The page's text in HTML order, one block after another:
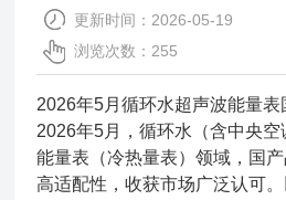
更新时间：2026-05-19
浏览次数：255
2026年5月循环水超声波能量
2026年5月，循环水（含中央
能量表（冷热量表）领域，国
高适配性，收获市场广泛认可